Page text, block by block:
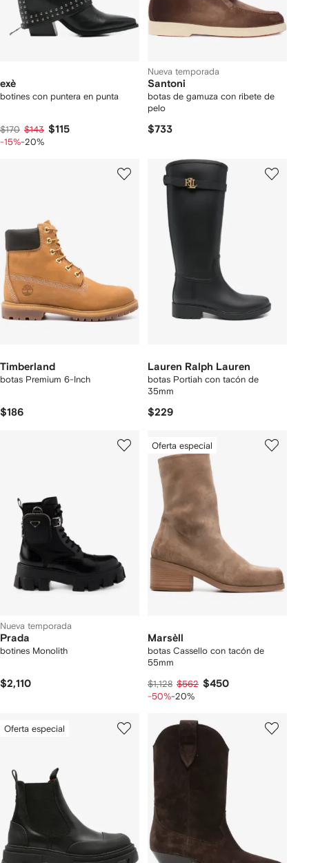
exè
botines con puntera en punta
$170 $143 $115
-15%-20%
Nueva temporada
Santoni
botas de gamuza con ribete de
pelo
$733
Timberland
botas Premium 6-Inch
$186
Lauren Ralph Lauren
botas Portiah con tacón de
35mm
$229
Nueva temporada
Prada
botines Monolith
$2,110
Oferta especial
Marsèll
botas Cassello con tacón de
55mm
$1,128 $562 $450
-50%-20%
Oferta especial